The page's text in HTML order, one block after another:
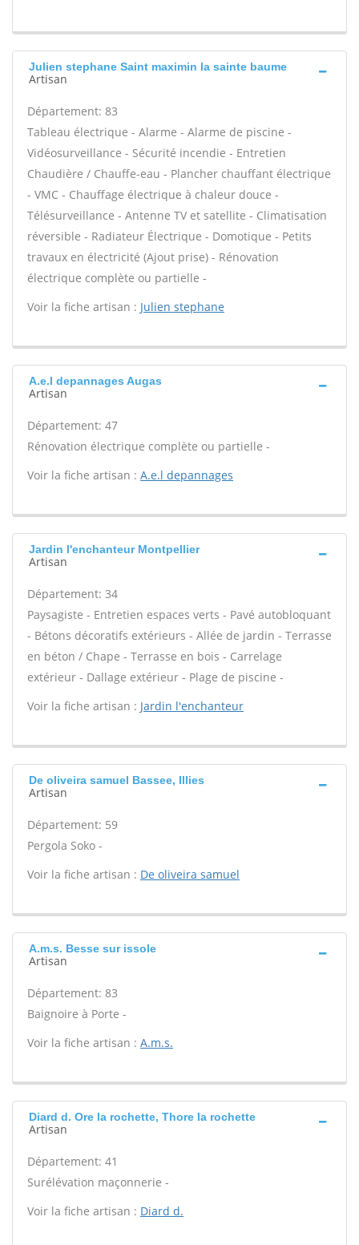
Julien stephane Saint maximin la sainte baume
Artisan
Département: 83
Tableau électrique - Alarme - Alarme de piscine -
Vidéosurveillance - Sécurité incendie - Entretien
Chaudière / Chauffe-eau - Plancher chauffant électrique
- VMC - Chauffage électrique à chaleur douce -
Télésurveillance - Antenne TV et satellite - Climatisation
réversible - Radiateur Électrique - Domotique - Petits
travaux en électricité (Ajout prise) - Rénovation
électrique complète ou partielle -
Voir la fiche artisan : Julien stephane
A.e.l depannages Augas
Artisan
Département: 47
Rénovation électrique complète ou partielle -
Voir la fiche artisan : A.e.l depannages
Jardin l'enchanteur Montpellier
Artisan
Département: 34
Paysagiste - Entretien espaces verts - Pavé autobloquant
- Bétons décoratifs extérieurs - Allée de jardin - Terrasse
en béton / Chape - Terrasse en bois - Carrelage
extérieur - Dallage extérieur - Plage de piscine -
Voir la fiche artisan : Jardin l'enchanteur
De oliveira samuel Bassee, Illies
Artisan
Département: 59
Pergola Soko -
Voir la fiche artisan : De oliveira samuel
A.m.s. Besse sur issole
Artisan
Département: 83
Baignoire à Porte -
Voir la fiche artisan : A.m.s.
Diard d. Ore la rochette, Thore la rochette
Artisan
Département: 41
Surélévation maçonnerie -
Voir la fiche artisan : Diard d.